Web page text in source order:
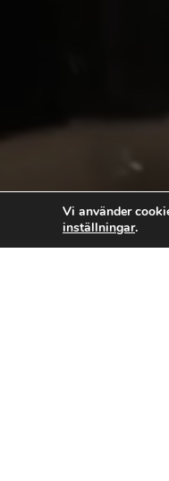
Vi använder
inställningar.